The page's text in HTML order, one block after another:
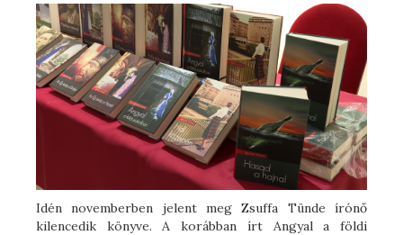
Idén novemberben jelent meg Zsuffa Tünde írónő
kilencedik könyve. A korábban írt Angyal a földi